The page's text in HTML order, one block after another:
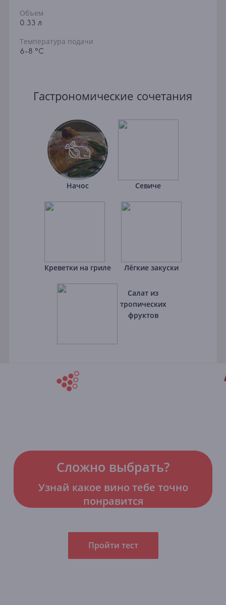
Объем
0.33 л
Температура подачи
6-8 °C
Гастрономические сочетания
Начос Севиче
Креветки на гриле Лёгкие закуски
Салат из
тропических
фруктов
Сложно выбрать?
Узнай какое вино тебе точно
понравится
Пройти тест